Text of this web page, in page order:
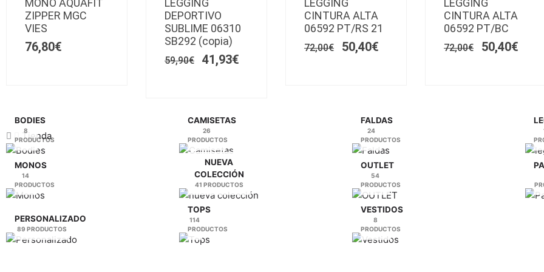
variantes.
MONO AQUAFIT
ZIPPER MGC
VIES
76,80€
variantes.
Las
opciones
se
la
de
producto
LEGGING
DEPORTIVO
SUBLIME 06310
SB292 (copia)
59,90€
original
era:
59,90€.
41,93€
es:
41,93€.
variantes.
Las
opciones
página
de
producto
LEGGING
CINTURA ALTA
06592 PT/RS 21
72,00€
original
era:
72,00€.
50,40€
es:
50,40€.
variantes.
Las
opciones
LEGGING
CINTURA ALTA
06592 PT/BC
72,00€
original
era:
72,00€.
50,40€
Tienda
BODIES
8
PRODUCTOS
CAMISETAS
26
PRODUCTOS
FALDAS
24
PRODUCTOS
MONOS
14
PRODUCTOS
NUEVA
COLECCIÓN
41 PRODUCTOS
OUTLET
54
PRODUCTOS
PERSONALIZADO
89 PRODUCTOS
TOPS
114
PRODUCTOS
VESTIDOS
8
PRODUCTOS